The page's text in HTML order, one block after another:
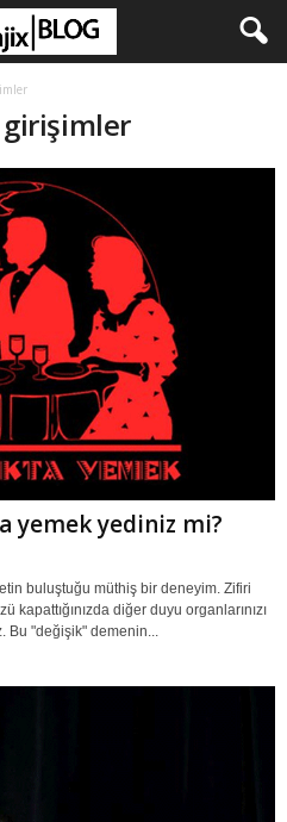
girişimler
yemek yediniz mi?
buluştuğu müthiş bir deneyim. Zifiri
kapattığınızda diğer duyu organlarınızı
Bu "değişik" demenin...